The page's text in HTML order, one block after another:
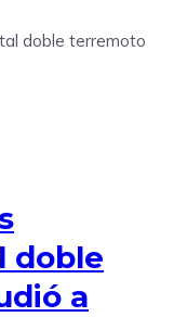
doble
a